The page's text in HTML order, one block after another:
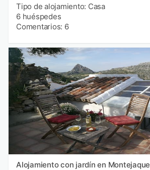
Tipo de alojamiento: Casa
6 huéspedes
Comentarios: 6
Alojamiento con jardín en Montejaque